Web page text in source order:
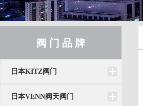
阀 门 品 牌
日本KITZ阀门
日本VENN阀天阀门